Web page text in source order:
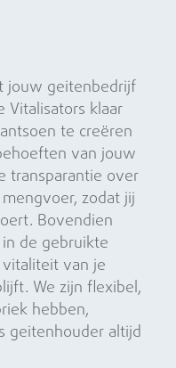
jouw geitenbedrijf
Vitalisators klaar
te creëren
van jouw
transparantie over
zodat jij
Bovendien
de gebruikte
van je
We zijn flexibel,
hebben,
geitenhouder altijd